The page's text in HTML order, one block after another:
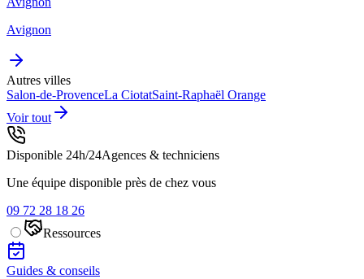
Avignon
Autres villes
Salon-de-ProvenceLa CiotatSaint-Raphaël Orange
Voir tout
Disponible 24h/24Agences & techniciens
Une équipe disponible près de chez vous
09 72 28 18 26
Ressources
Guides & conseils